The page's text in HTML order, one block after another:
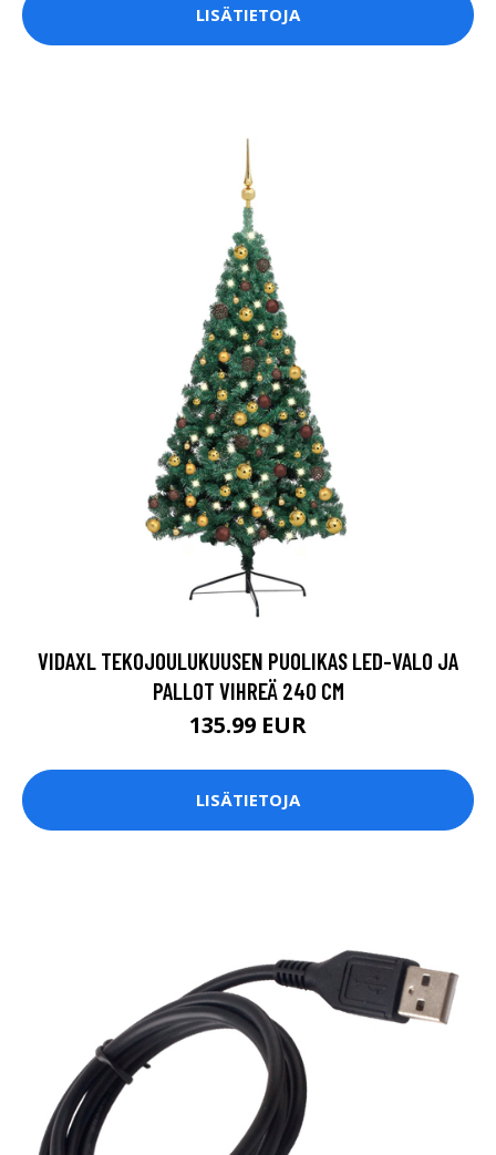
LISÄTIETOJA
VIDAXL TEKOJOULUKUUSEN PUOLIKAS LED-VALO JA
PALLOT VIHREÄ 240 CM
135.99 EUR
LISÄTIETOJA